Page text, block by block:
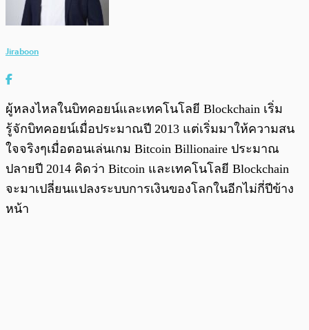
Jiraboon
ผู้หลงไหลในบิทคอยน์และเทคโนโลยี Blockchain เริ่ม
รู้จักบิทคอยน์เมื่อประมาณปี 2013 แต่เริ่มมาให้ความสน
ใจจริงๆเมื่อตอนเล่นเกม Bitcoin Billionaire ประมาณ
ปลายปี 2014 คิดว่า Bitcoin และเทคโนโลยี Blockchain
จะมาเปลี่ยนแปลงระบบการเงินของโลกในอีกไม่กี่ปีข้าง
หน้า